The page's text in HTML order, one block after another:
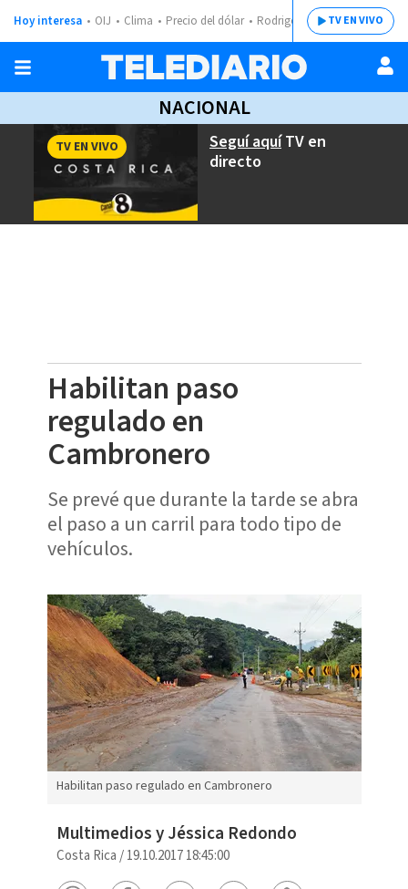
Hoy interesa OIJ Clima Precio del dólar Rodrigo ChavesTV EN VIVO
NACIONAL
Seguí aquíTV en
directo
TV EN VIVO
Habilitan paso
regulado en
Cambronero
Se prevé que durante la tarde se abra
el paso a un carril para todo tipo de
vehículos.
Habilitan paso regulado en Cambronero
Multimedios y Jéssica Redondo
Costa Rica /19.10.2017 18:45:00